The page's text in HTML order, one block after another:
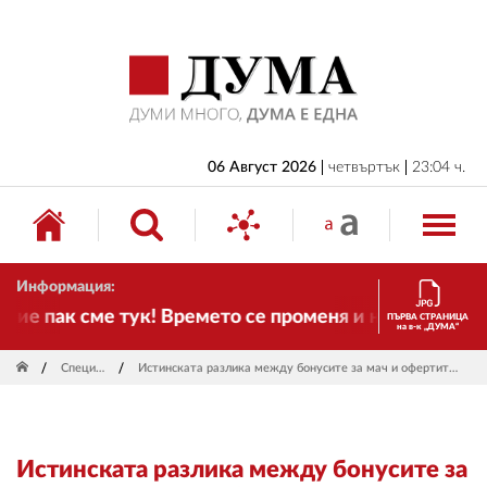
06 Август 2026 четвъртък 23:04 ч.
Информация:
сме тук! Времето се променя и налагаПЪРВА СТРАНИЦА
на в-к „ДУМА“
Специални Истинската разлика между бонусите за мач и офертите за безплатни пари
Истинската разлика между бонусите за
БЪЛГАРИЯ
ИКОНОМИКА
ИЗБОРИ
СВЯТ
ДРУГИ